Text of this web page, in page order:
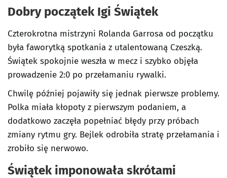
Dobry początek Igi Świątek
Czterokrotna mistrzyni Rolanda Garrosa od początku
była faworytką spotkania z utalentowaną Czeszką.
Świątek spokojnie weszła w mecz i szybko objęła
prowadzenie 2:0 po przełamaniu rywalki.
Chwilę później pojawiły się jednak pierwsze problemy.
Polka miała kłopoty z pierwszym podaniem, a
dodatkowo zaczęła popełniać błędy przy próbach
zmiany rytmu gry. Bejlek odrobiła stratę przełamania i
zrobiło się nerwowo.
Świątek imponowała skrótami